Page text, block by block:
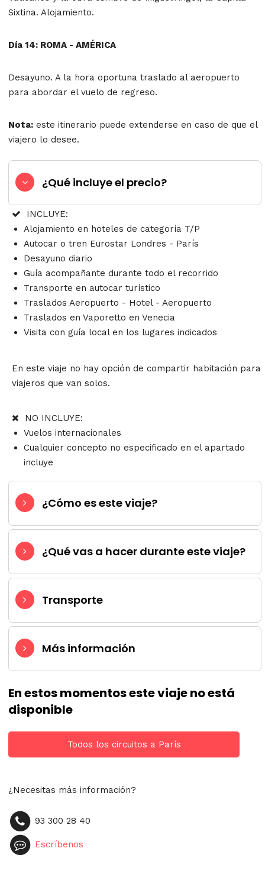
Sixtina. Alojamiento.
Día 14: ROMA - AMÉRICA
Desayuno. A la hora oportuna traslado al aeropuerto
para abordar el vuelo de regreso.
Nota: este itinerario puede extenderse en caso de que el
viajero lo desee.
¿Qué incluye el precio?
INCLUYE:
Alojamiento en hoteles de categoría T/P
Autocar o tren Eurostar Londres - París
Desayuno diario
Guía acompañante durante todo el recorrido
Transporte en autocar turístico
Traslados Aeropuerto - Hotel - Aeropuerto
Traslados en Vaporetto en Venecia
Visita con guía local en los lugares indicados
En este viaje no hay opción de compartir habitación para
viajeros que van solos.
NO INCLUYE:
Vuelos internacionales
Cualquier concepto no especificado en el apartado
incluye
¿Cómo es este viaje?
¿Qué vas a hacer durante este viaje?
Transporte
Más información
En estos momentos este viaje no está
disponible
Todos los circuitos a París
¿Necesitas más información?
93 300 28 40
Escríbenos